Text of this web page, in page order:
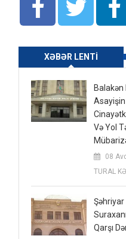
XƏBƏR LENTI
Balakən
Və Yol
08
TURAL
Şəhriyar
Qarşı